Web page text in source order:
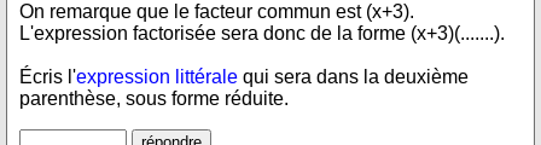
On remarque que le facteur commun est (x+3).
L'expression factorisée sera donc de la forme (x+3)(.......).
Écris l'expression littérale qui sera dans la deuxième
parenthèse, sous forme réduite.